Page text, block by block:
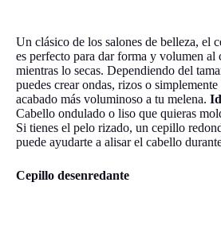
Un clásico de los salones de belleza, el
es perfecto para dar forma y volumen al
mientras lo secas. Dependiendo del
puedes crear ondas, rizos o simplemente
acabado más voluminoso a tu melena.
Cabello ondulado o liso que quieras
Si tienes el pelo rizado, un cepillo
puede ayudarte a alisar el cabello
Cepillo desenredante